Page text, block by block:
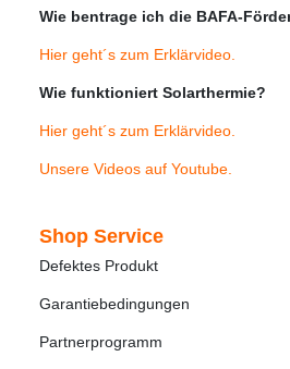
Wie bentrage ich die BAFA-
Hier geht´s zum Erklärvideo
Wie funktioniert Solarthermie?
Hier geht´s zum Erklärvideo
Unsere Videos auf Youtube
Shop Service
Defektes Produkt
Garantiebedingungen
Partnerprogramm